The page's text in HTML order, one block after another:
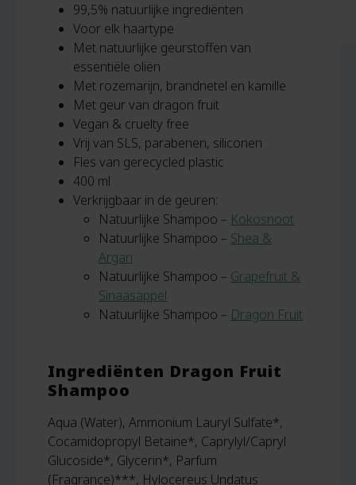
99,5% natuurlijke ingrediënten
Voor elk haartype
Met natuurlijke geurstoffen van
essentiële oliën
Met rozemarijn, brandnetel en kamille
Met geur van dragon fruit
Vegan & cruelty free
Vrij van SLS, parabenen, siliconen
Fles van gerecycled plastic
400 ml
Verkrijgbaar in de geuren:
Natuurlijke Shampoo – Kokosnoot
Natuurlijke Shampoo – Shea &
Argan
Natuurlijke Shampoo – Grapefruit &
Sinaasappel
Natuurlijke Shampoo – Dragon Fruit
Ingrediënten Dragon Fruit
Shampoo
Aqua (Water), Ammonium Lauryl Sulfate*,
Cocamidopropyl Betaine*, Caprylyl/Capryl
Glucoside*, Glycerin*, Parfum
(Fragrance)***, Hylocereus Undatus